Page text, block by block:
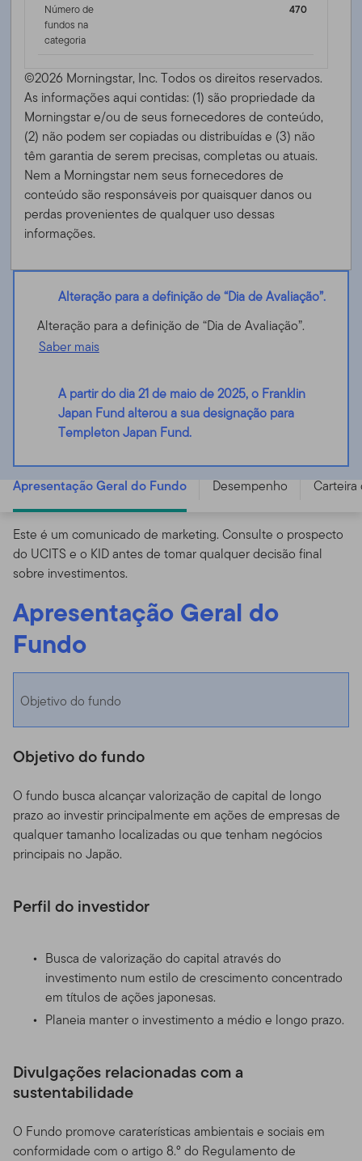
Número de
fundos na
categoria
470
©2026 Morningstar, Inc. Todos os direitos reservados.
As informações aqui contidas: (1) são propriedade da
Morningstar e/ou de seus fornecedores de conteúdo,
(2) não podem ser copiadas ou distribuídas e (3) não
têm garantia de serem precisas, completas ou atuais.
Nem a Morningstar nem seus fornecedores de
conteúdo são responsáveis ​​por quaisquer danos ou
perdas provenientes de qualquer uso dessas
informações.
Alteração para a definição de “Dia de Avaliação”.
Alteração para a definição de “Dia de Avaliação”.
Saber mais
A partir do dia 21 de maio de 2025, o Franklin
Japan Fund alterou a sua designação para
Templeton Japan Fund.
Apresentação Geral do Fundo Desempenho
Este é um comunicado de marketing. Consulte o prospecto
do UCITS e o KID antes de tomar qualquer decisão final
sobre investimentos.
Apresentação Geral do
Fundo
Objetivo do fundo
Objetivo do fundo
O fundo busca alcançar valorização de capital de longo
prazo ao investir principalmente em ações de empresas de
qualquer tamanho localizadas ou que tenham negócios
principais no Japão.
Perfil do investidor
Busca de valorização do capital através do
investimento num estilo de crescimento concentrado
em títulos de ações japonesas.
Planeia manter o investimento a médio e longo prazo.
Divulgações relacionadas com a
sustentabilidade
O Fundo promove caraterísticas ambientais e sociais em
conformidade com o artigo 8.º do Regulamento de